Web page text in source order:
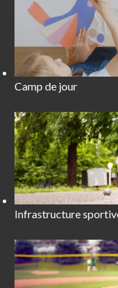
Camp de jour
Infrastructure